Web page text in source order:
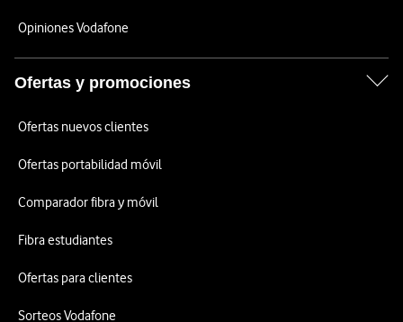
Opiniones Vodafone
Ofertas y promociones
Ofertas nuevos clientes
Ofertas portabilidad móvil
Comparador fibra y móvil
Fibra estudiantes
Ofertas para clientes
Sorteos Vodafone